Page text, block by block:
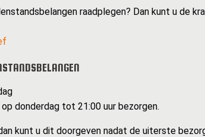
raadplegen? Dan kunt u de
donderdag tot 21:00 uur bezorgen.
kunt u dit doorgeven nadat de uiterste